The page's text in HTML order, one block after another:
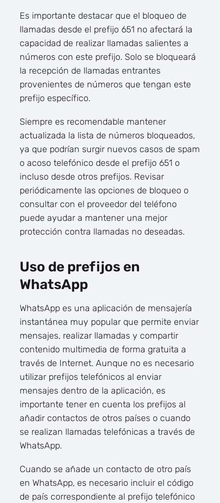
Es importante destacar que el bloqueo de
llamadas desde el prefijo 651 no afectará la
capacidad de realizar llamadas salientes a
números con este prefijo. Solo se bloqueará
la recepción de llamadas entrantes
provenientes de números que tengan este
prefijo específico.
Siempre es recomendable mantener
actualizada la lista de números bloqueados,
ya que podrían surgir nuevos casos de spam
o acoso telefónico desde el prefijo 651 o
incluso desde otros prefijos. Revisar
periódicamente las opciones de bloqueo o
consultar con el proveedor del teléfono
puede ayudar a mantener una mejor
protección contra llamadas no deseadas.
Uso de prefijos en
WhatsApp
WhatsApp es una aplicación de mensajería
instantánea muy popular que permite enviar
mensajes, realizar llamadas y compartir
contenido multimedia de forma gratuita a
través de Internet. Aunque no es necesario
utilizar prefijos telefónicos al enviar
mensajes dentro de la aplicación, es
importante tener en cuenta los prefijos al
añadir contactos de otros países o cuando
se realizan llamadas telefónicas a través de
WhatsApp.
Cuando se añade un contacto de otro país
en WhatsApp, es necesario incluir el código
de país correspondiente al prefijo telefónico